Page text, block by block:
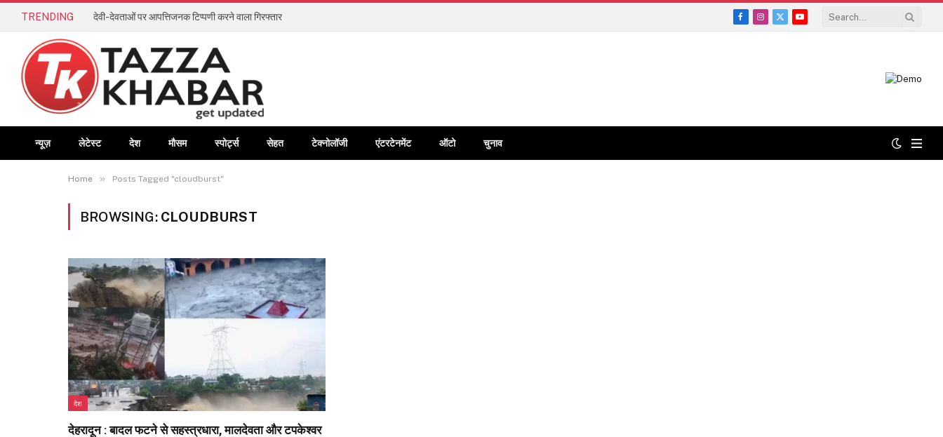
TRENDING देवी-देवताओं पर आपत्तिजनक टिप्पणी करने वाला गिरफ्तार
Facebook
Instagram
X
YouTube
न्यूज़ लेटेस्ट देश मौसम स्पोर्ट्स सेहत टेक्नोलॉजी एंटरटेनमेंट ऑटो चुनाव
Home » Posts Tagged "cloudburst"
BROWSING: CLOUDBURST
देश
देहरादून : बादल फटने से सहस्त्रधारा, मालदेवता और टपकेश्वर